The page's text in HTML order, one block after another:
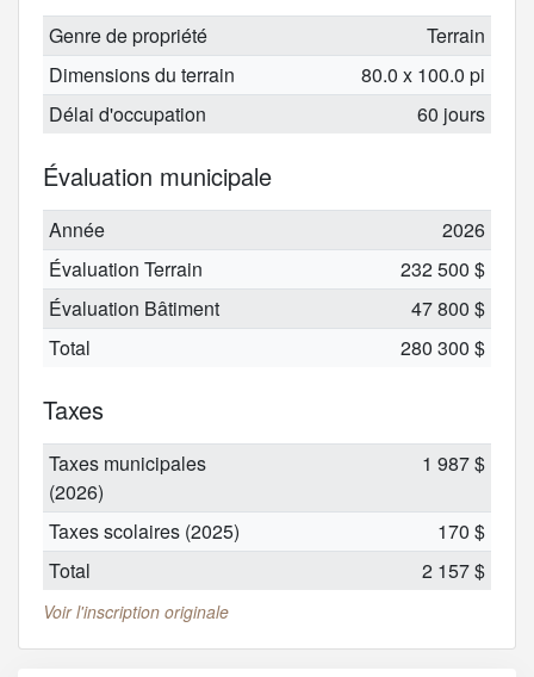
Genre de propriété
Terrain
Dimensions du terrain
80.0 x 100.0 pi
Délai d'occupation
60 jours
Évaluation municipale
Année
2026
Évaluation Terrain
232 500 $
Évaluation Bâtiment
47 800 $
Total
280 300 $
Taxes
Taxes municipales
(2026)
1 987 $
Taxes scolaires (2025)
170 $
Total
2 157 $
Voir l'inscription originale